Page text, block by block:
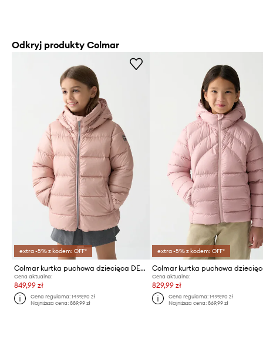
Odkryj produkty Colmar
extra -5% z kodem: OFF*
Colmar kurtka puchowa dziecięca DELUXE
Cena aktualna:
849,99 zł
Cena regularna:1499,90 zł
Najniższa cena:889,99 zł
extra -5% z kodem: OFF*
Cena aktualna:
829,99 zł
Cena regularna: 1499,90 zł
Najniższa cena: 869,99 zł